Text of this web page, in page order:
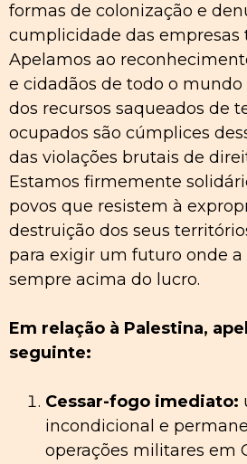
formas de colonização e
cumplicidade das empresas
Apelamos ao
e cidadãos de todo o
dos recursos saqueados de
ocupados são cúmplices
das violações brutais de
Estamos firmemente
povos que resistem à
destruição dos seus
para exigir um futuro onde a
sempre acima do lucro.
Em relação à Palestina,
seguinte:
Cessar-fogo imediato:
incondicional e
operações militares em